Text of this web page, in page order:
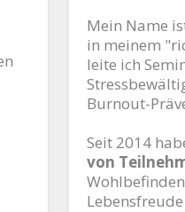
Mein Name
in meinem
leite ich
Burnout-
Seit 2014
von